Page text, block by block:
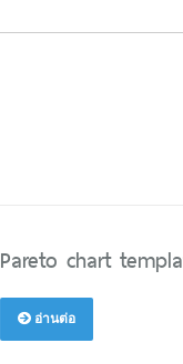
Pareto chart
อ่านต่อ